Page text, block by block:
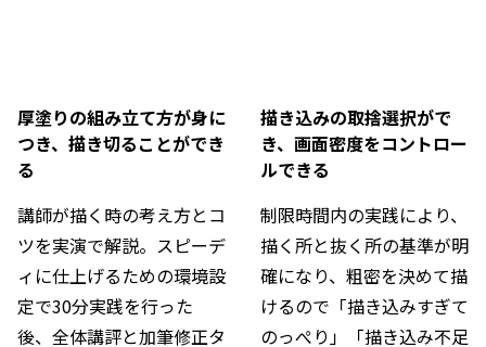
厚塗りの組み立て方が身に
つき、描き切ることができ
る
講師が描く時の考え方とコ
ツを実演で解説。スピーデ
ィに仕上げるための環境設
定で30分実践を行った
後、全体講評と加筆修正タ
描き込みの取捨選択がで
き、画面密度をコントロー
ルできる
制限時間内の実践により、
描く所と抜く所の基準が明
確になり、粗密を決めて描
けるので「描き込みすぎて
のっぺり」「描き込み不足